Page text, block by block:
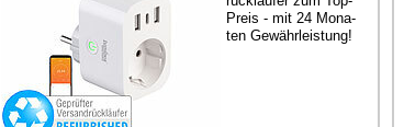
Preis - mit 24 Mo­na­
ten Ge­währ­leis­tung!